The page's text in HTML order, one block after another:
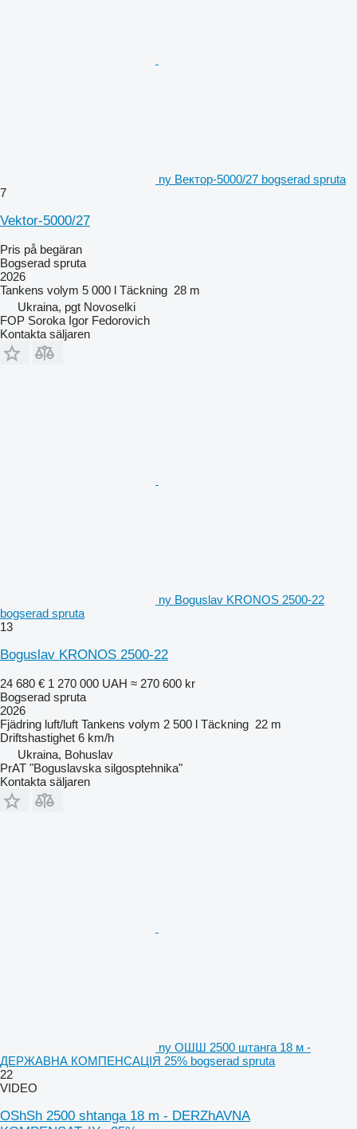
ny Вектор-5000/27 bogserad spruta
7
Vektor-5000/27
Pris på begäran
Bogserad spruta
2026
Tankens volym 5 000 l Täckning 28 m
Ukraina, pgt Novoselki
FOP Soroka Igor Fedorovich
Kontakta säljaren
ny Boguslav KRONOS 2500-22
bogserad spruta
13
Boguslav KRONOS 2500-22
24 680 € 1 270 000 UAH ≈ 270 600 kr
Bogserad spruta
2026
Fjädring luft/luft Tankens volym 2 500 l Täckning 22 m
Driftshastighet 6 km/h
Ukraina, Bohuslav
PrAT "Boguslavska silgosptehnika"
Kontakta säljaren
ny ОШШ 2500 штанга 18 м -
ДЕРЖАВНА КОМПЕНСАЦІЯ 25% bogserad spruta
22
VIDEO
OShSh 2500 shtanga 18 m - DERZhAVNA